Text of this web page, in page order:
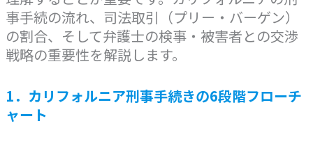
事手続の流れ、司法取引（プリー・バーゲン）
の割合、そして弁護士の検事・被害者との交渉
戦略の重要性を解説します。
1．カリフォルニア刑事手続きの6段階フローチ
ャート